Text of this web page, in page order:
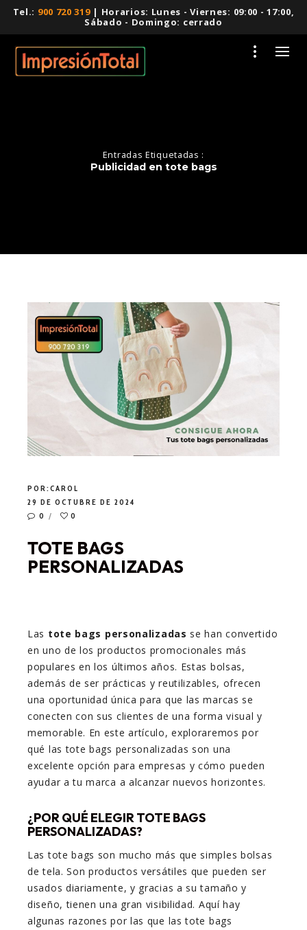
Tel.: 900 720 319| Horarios: Lunes - Viernes: 09:00 - 17:00,
Sábado - Domingo: cerrado
Entradas Etiquetadas :
Publicidad en tote bags
POR:CAROL
29 DE OCTUBRE DE 2024
0
0
TOTE BAGS
PERSONALIZADAS
Las tote bags personalizadas se han convertido
en uno de los productos promocionales más
populares en los últimos años. Estas bolsas,
además de ser prácticas y reutilizables, ofrecen
una oportunidad única para que las marcas se
conecten con sus clientes de una forma visual y
memorable. En este artículo, exploraremos por
qué las tote bags personalizadas son una
excelente opción para empresas y cómo pueden
ayudar a tu marca a alcanzar nuevos horizontes.
¿POR QUÉ ELEGIR TOTE BAGS
PERSONALIZADAS?
Las tote bags son mucho más que simples bolsas
de tela. Son productos versátiles que pueden ser
usados diariamente, y gracias a su tamaño y
diseño, tienen una gran visibilidad. Aquí hay
algunas razones por las que las tote bags